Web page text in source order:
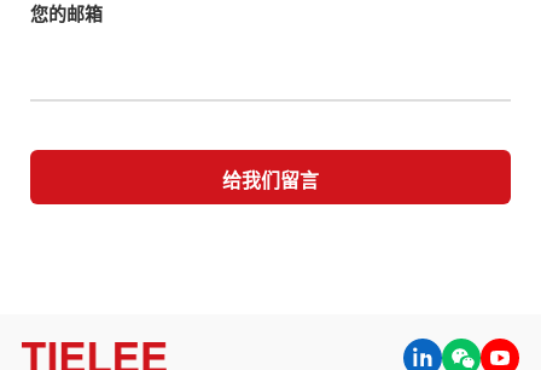
您的邮箱
给我们留言